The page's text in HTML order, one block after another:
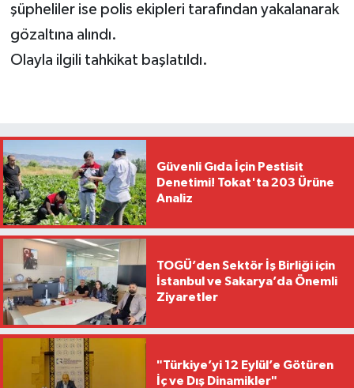
şüpheliler ise polis ekipleri tarafından yakalanarak
gözaltına alındı.
Olayla ilgili tahkikat başlatıldı.
Güvenli Gıda İçin Pestisit
Denetimi! Tokat'ta 203 Ürüne
Analiz
TOGÜ’den Sektör İş Birliği için
İstanbul ve Sakarya’da Önemli
Ziyaretler
"Türkiye’yi 12 Eylül’e Götüren
İç ve Dış Dinamikler"